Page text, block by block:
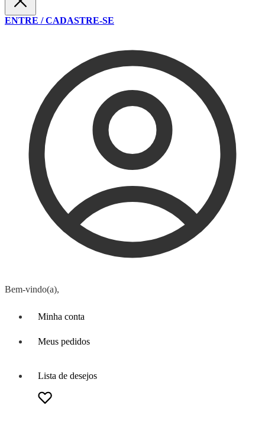
ENTRE / CADASTRE-SE
Bem-vindo(a),
Minha conta
Meus pedidos
Lista de desejos